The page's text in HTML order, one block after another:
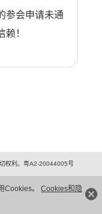
Cookies。 Cookies和隐
参会申请未通
！
权利。粤A2-20044005号